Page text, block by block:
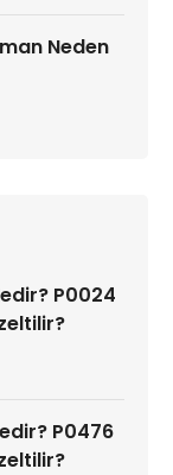
Neden
P0024
P0476